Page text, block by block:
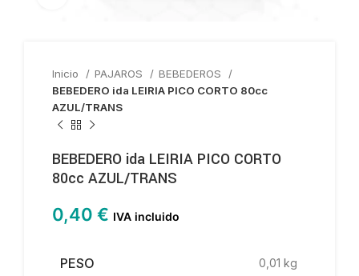
Inicio PAJAROS
BEBEDEROS
BEBEDERO ida LEIRIA PICO CORTO 80cc
AZUL/TRANS
BEBEDERO ida LEIRIA PICO CORTO
80cc AZUL/TRANS
0,40 € IVA incluido
PESO 0,01 kg